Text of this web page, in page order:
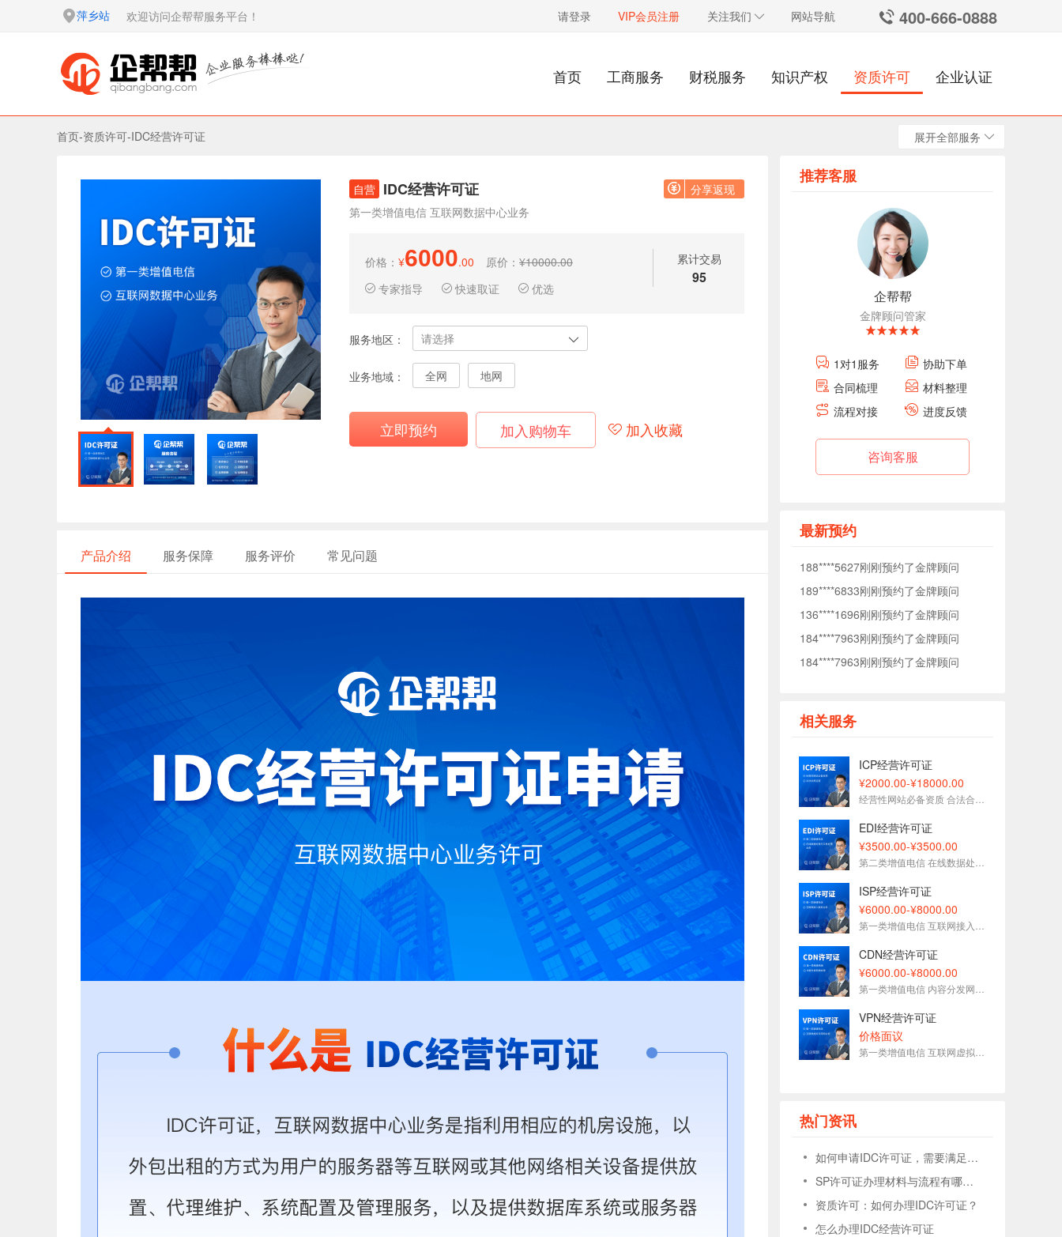
萍乡站 欢迎访问企帮帮服务平台！ 请登录 VIP会员注册 关注我们 网站导航 400-666-0888
首页 工商服务 财税服务 知识产权 资质许可 企业认证
首页-资质许可-IDC经营许可证 展开全部服务
自营 IDC经营许可证
分享返现
第一类增值电信 互联网数据中心业务
累计交易
95
价格： ¥6000.00 原价： ¥10000.00
专家指导
快速取证 优选
服务地区： 请选择
业务地域： 全网 地网
立即预约 加入购物车 加入收藏
产品介绍 服务保障 服务评价 常见问题
推荐客服
企帮帮
金牌顾问管家
1对1服务
协助下单
合同梳理
材料整理
流程对接
进度反馈
咨询客服
最新预约
184****7963刚刚预约了金牌顾问
184****7963刚刚预约了金牌顾问
138****0040刚刚预约了金牌顾问
176****5372刚刚预约了金牌顾问
153****3093刚刚预约了金牌顾问
189****6833刚刚预约了金牌顾问
136****1696刚刚预约了金牌顾问
184****7963刚刚预约了金牌顾问
184****7963刚刚预约了金牌顾问
138****0040刚刚预约了金牌顾问
177****1509刚刚预约了金牌顾问
153****3093刚刚预约了金牌顾问
188****5627刚刚预约了金牌顾问
136****1696刚刚预约了金牌顾问
相关服务
ICP经营许可证
¥2000.00-¥18000.00
EDI经营许可证
¥3500.00-¥3500.00
ISP经营许可证
¥6000.00-¥8000.00
CDN经营许可证
¥6000.00-¥8000.00
VPN经营许可证
价格面议
热门资讯
如何申请IDC许可证，需要满足什么条件
SP许可证办理材料与流程有哪些？
资质许可：如何办理IDC许可证？
怎么办理IDC经营许可证